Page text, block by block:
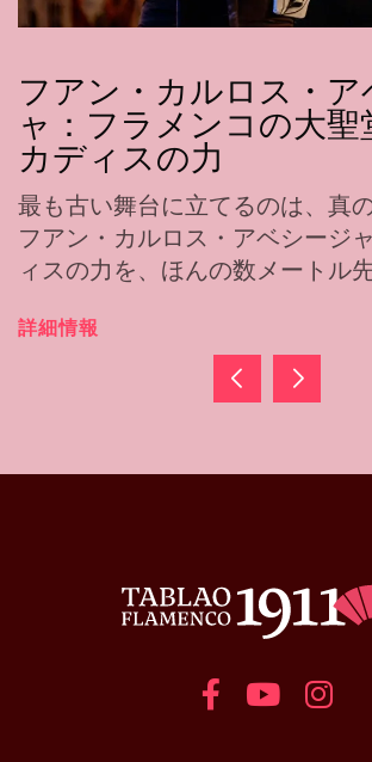
フアン・カルロス・ア
ャ：フラメンコの大聖
カディスの力
最も古い舞台に立てるのは、真の
フアン・カルロス・アベシージ
ィスの力を、ほんの数メートル先
詳細情報